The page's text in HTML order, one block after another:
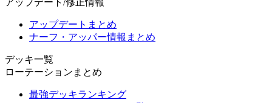
アップデート/修正情報
アップデートまとめ
ナーフ・アッパー情報まとめ
デッキ一覧
ローテーションまとめ
最強デッキランキング